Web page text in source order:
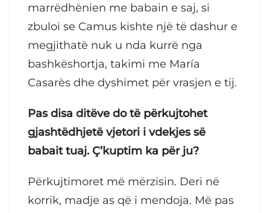
marrëdhënien me babain e saj, si
zbuloi se Camus kishte një të dashur e
megjithatë nuk u nda kurrë nga
bashkëshortja, takimi me María
Casarès dhe dyshimet për vrasjen e tij.
Pas disa ditëve do të përkujtohet
gjashtëdhjetë vjetori i vdekjes së
babait tuaj. Ç’kuptim ka për ju?
Përkujtimoret më mërzisin. Deri në
korrik, madje as që i mendoja. Më pas